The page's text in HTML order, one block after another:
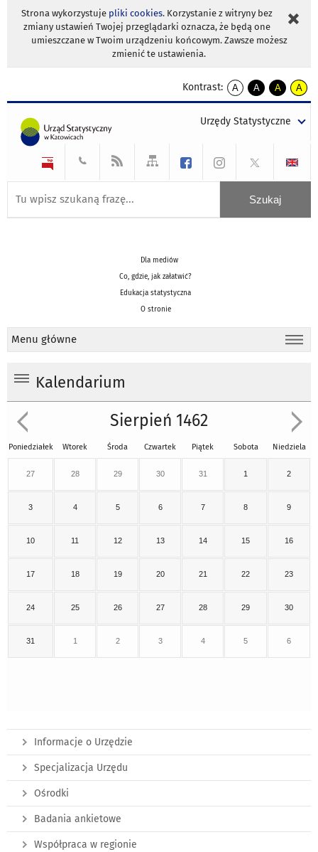
Strona wykorzystuje pliki cookies. Korzystanie z witryny bez
zmiany ustawień Twojej przeglądarki oznacza, że będą one
umieszczane w Twoim urządzeniu końcowym. Zawsze możesz
zmienić te ustawienia.
Kontrast:
A
kontrast
A
kontrast
tekst
czarnym
A
kontrast
tekst
czarnym
A
tekst
żółtym
Urzędy Statystyczne
Dla mediów
Co, gdzie, jak załatwić?
Edukacja statystyczna
O stronie
Menu główne
Kalendarium
Sierpień 1462
Poniedziałek Wtorek Środa Czwartek Piątek Sobota Niedziela
27 28 29 30 31 1 2
3 4 5 6 7 8 9
10 11 12 13 14 15 16
17 18 19 20 21 22 23
24 25 26 27 28 29 30
31 1 2 3 4 5 6
Informacje o Urzędzie
Specjalizacja Urzędu
Ośrodki
Badania ankietowe
Współpraca w regionie